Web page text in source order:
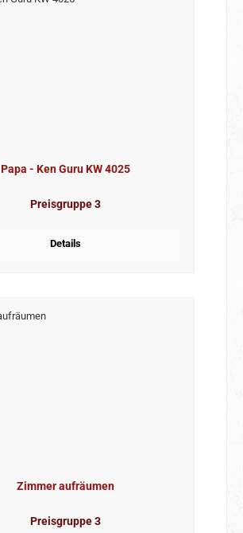
Papa - Ken Guru KW 4025
Preisgruppe 3
Details
Zimmer aufräumen
Preisgruppe 3